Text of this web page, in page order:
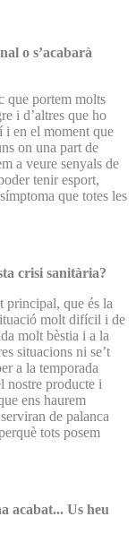
o s’acabarà
que portem molts
i d’altres que ho
i en el moment que
on una part de
a veure senyals de
tenir esport,
que totes les
crisi sanitària?
principal, que és la
molt difícil i de
molt bèstia i a la
situacions ni se’t
a la temporada
nostre producte i
ens haurem
de palanca
tots posem
acabat... Us heu